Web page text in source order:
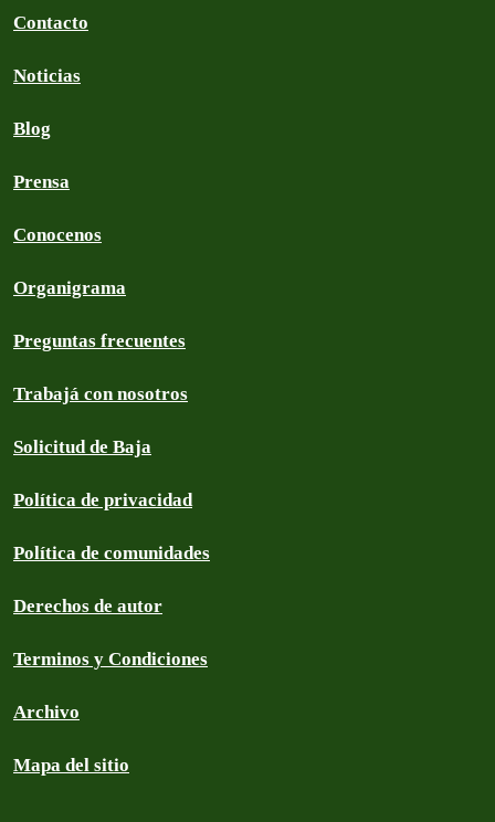
Contacto
Noticias
Blog
Prensa
Conocenos
Organigrama
Preguntas frecuentes
Trabajá con nosotros
Solicitud de Baja
Política de privacidad
Política de comunidades
Derechos de autor
Terminos y Condiciones
Archivo
Mapa del sitio